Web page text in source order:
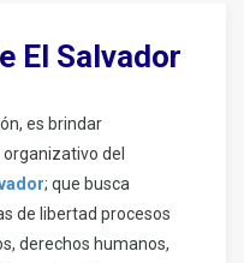
El Salvador
es brindar
del
; que busca
de libertad procesos
derechos humanos,